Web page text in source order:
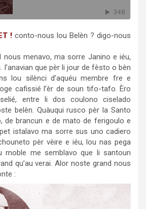
! conto-nous lou Belèn ? digo-nous
nous menavo, ma sorre Janino e iéu,
I’anavian que pèr li jour de fèsto o bèn
lou silènci d’aquéu membre fre e
cafissié l’èr de soun tifo-tafo. Èro
entre li dos coulono ciselado
belèn. Quàuqui rusco pèr la Santo
de brancun e de mato de ferigoulo e
istalavo ma sorre sus uno cadiero
pèr vèire e iéu, lou nas pega
moble me semblavo que li santoun
qu’au verai. Alor noste grand nous
: